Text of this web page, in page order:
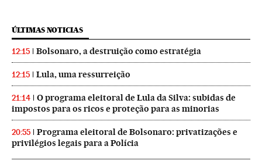
ÚLTIMAS NOTICIAS
12:15 Bolsonaro, a destruição como estratégia
12:15 Lula, uma ressurreição
21:14
O programa eleitoral de Lula da Silva: subidas de
impostos para os ricos e proteção para as minorias
20:55
Programa eleitoral de Bolsonaro: privatizações e
privilégios legais para a Polícia